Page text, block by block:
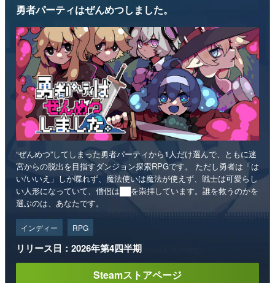
勇者パーティはぜんめつしました。
“ぜんめつ”してしまった勇者パーティから1人だけ選んで、ともに迷
宮からの脱出を目指すダンジョン探索RPGです。 ただし勇者は「は
い/いいえ」しか喋れず、魔法使いは魔法が使えず、戦士は可愛らし
い人形になっていて、僧侶は██を崇拝しています。誰を救うのかを
選ぶのは、あなたです。
インディー RPG
リリース日：2026年第4四半期
Steamストアページ